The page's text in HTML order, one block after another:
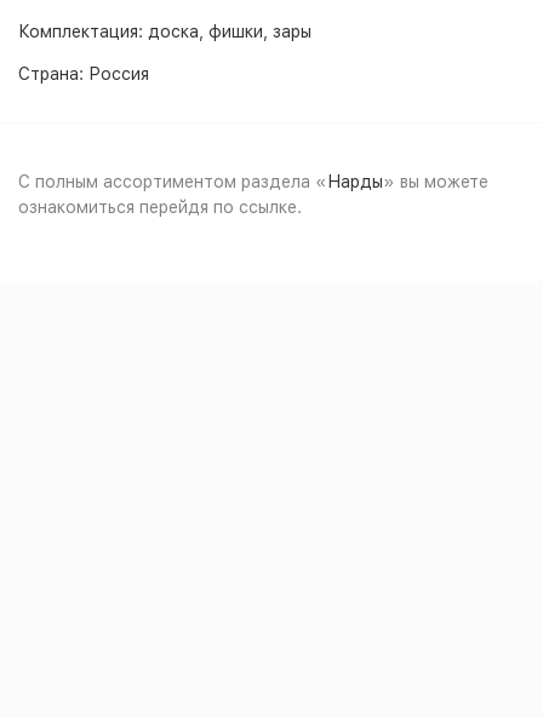
Комплектация: доска, фишки, зары
Страна: Россия
С полным ассортиментом раздела « Нарды» вы можете
ознакомиться перейдя по ссылке.